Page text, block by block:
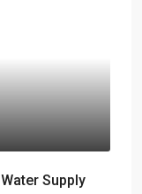
Supply